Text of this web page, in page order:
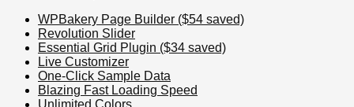
WPBakery Page Builder ($54 saved)
Revolution Slider
Essential Grid Plugin ($34 saved)
Live Customizer
One-Click Sample Data
Blazing Fast Loading Speed
Unlimited Colors